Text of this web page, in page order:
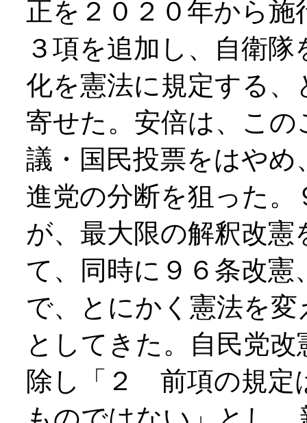
正を２０２０年から
３項を追加し、自衛
化を憲法に規定する
寄せた。安倍は、こ
議・国民投票をはや
進党の分断を狙った
が、最大限の解釈改
て、同時に９６条改憲
で、とにかく憲法を
としてきた。自民党
除し「２ 前項の規定